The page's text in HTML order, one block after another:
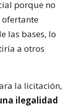
porque no
ofertante
las bases, lo
a otros
la licitación,
ilegalidad